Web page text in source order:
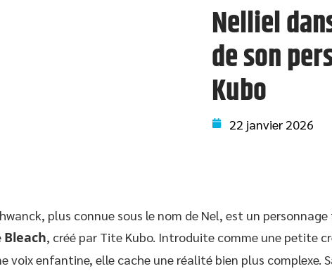
Nelliel
de son
Kubo
22 janvier 2026
plus connue sous le nom de Nel, est un
Bleach, créé par Tite Kubo. Introduite comme une petite
voix enfantine, elle cache une réalité bien plus complexe.